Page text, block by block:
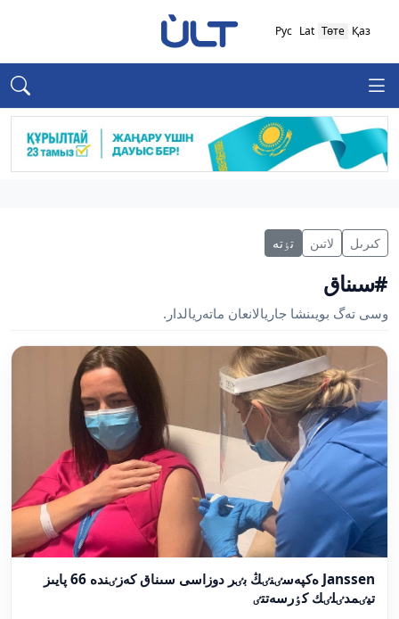
Қаз
Төте
Lat
Рус
كىرىل لاتىن تٶتە
#سىناق
وسى تەگ بويىنشا جاريالانعان ماتەريالدار.
Janssen ەكپەسٸنٸڭ بٸر دوزاسى سىناق كەزٸندە 66 پايىز
تيٸمدٸلٸك كٶرسەتتٸ